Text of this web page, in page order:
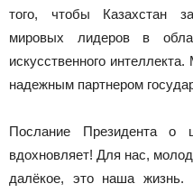
того, чтобы Казахстан
мировых лидеров в
искусственного
надежным партнером
Послание Президента о
вдохновляет! Для нас,
далёкое, это наша жизнь.